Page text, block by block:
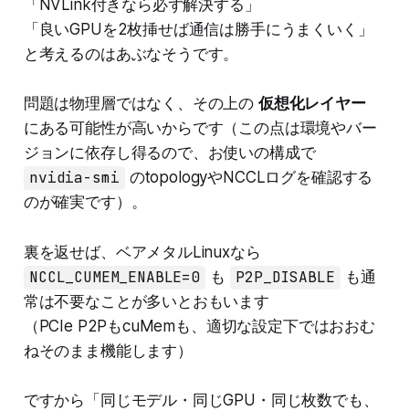
「NVLink付きなら必ず解決する」
「良いGPUを2枚挿せば通信は勝手にうまくいく」
と考えるのはあぶなそうです。
問題は物理層ではなく、その上の仮想化レイヤー
にある可能性が高いからです（この点は環境やバー
ジョンに依存し得るので、お使いの構成で
nvidia-smi のtopologyやNCCLログを確認する
のが確実です）。
裏を返せば、ベアメタルLinuxなら
NCCL_CUMEM_ENABLE=0 も P2P_DISABLE
も通
常は不要なことが多いとおもいます
（PCIe P2PもcuMemも、適切な設定下ではおおむ
ねそのまま機能します）
ですから「同じモデル・同じGPU・同じ枚数でも、